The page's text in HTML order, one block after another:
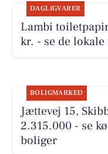
DAGLIGVARER
Lambi
kr. - se de
BOLIGMARKED
Jættevej 15,
2.315.000 - se
boliger